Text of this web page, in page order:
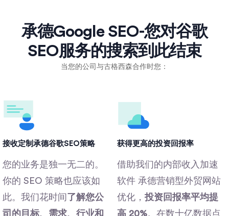
承德Google SEO-您对谷歌
SEO服务的搜索到此结束
当您的公司与古格西森合作时您：
接收定制承德谷歌SEO策略
您的业​​务是独一无二的。
你的 SEO 策略也应该如
此。我们花时间 了解您公
司的目标、需求、行业和
获得更高的投资回报率
借助我们的内部收入加速
软件 承德营销型外贸网站
优化， 投资回报率平均提
高 20%。在数十亿数据点